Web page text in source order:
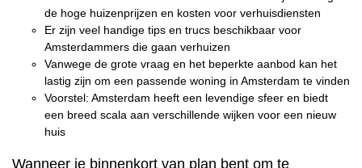
de hoge huizenprijzen en kosten voor verhuisdiensten
Er zijn veel handige tips en trucs beschikbaar voor
Amsterdammers die gaan verhuizen
Vanwege de grote vraag en het beperkte aanbod kan het
lastig zijn om een passende woning in Amsterdam te vinden
Voorstel: Amsterdam heeft een levendige sfeer en biedt
een breed scala aan verschillende wijken voor een nieuw
huis
Wanneer je binnenkort van plan bent om te